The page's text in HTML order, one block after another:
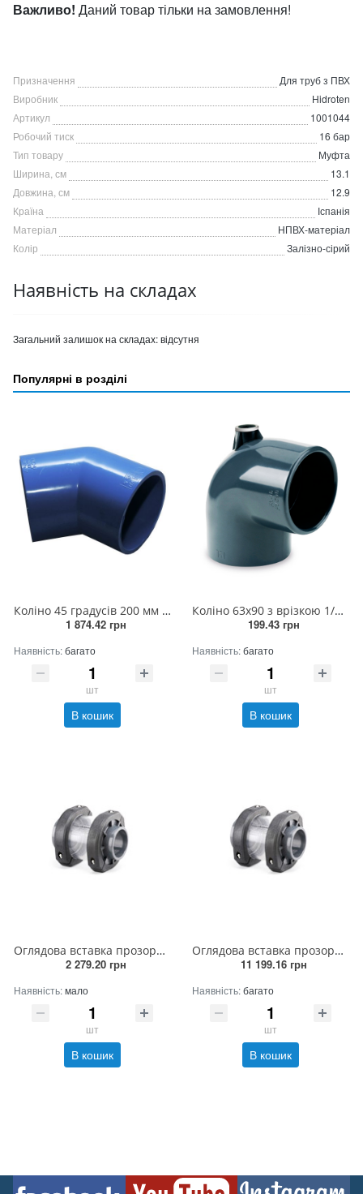
Важливо! Даний товар тільки на замовлення!
Призначення
Для труб з ПВХ
Виробник
Hidroten
Артикул
1001044
Робочий тиск
16 бар
Тип товару
Муфта
Ширина, см
13.1
Довжина, см
12.9
Країна
Іспанія
Матеріал
НПВХ-матеріал
Колір
Залізно-сірий
Наявність на складах
Загальний залишок на складах:відсутня
Популярні в розділі
Коліно 45 градусів 200 мм (2штук/ящик)
1 874.42 грн
Наявність:багато
шт
В кошик
Коліно 63х90 з врізкою 1/2 РВ прямо
199.43 грн
Наявність:багато
шт
В кошик
Оглядова вставка прозора 63 мм
2 279.20 грн
Наявність:мало
шт
В кошик
Оглядова вставка прозора 200 мм
11 199.16 грн
Наявність:багато
шт
В кошик